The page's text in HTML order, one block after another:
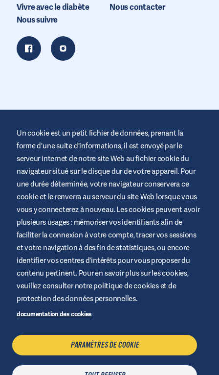
Vivre avec le diabète
Nous contacter
Nous suivre
Ce site est fourni par Air Liquide Santé pour éduquer et soutenir
ceux qui vivent avec le diabète. Les informations sont données à
titre indicatives et ne remplace pas les recommandations
médicales. Demandez toujours conseil à un professionnel de la
santé.
Termes et conditions du Site Web
Politique de confidentialité
Cookies
Mentions Légales
Plan du site
Gérer les Cookies
Un cookie est un petit fichier de données, prenant la
forme d'une suite d'informations, il est envoyé par le
serveur internet de notre site Web au fichier cookie du
navigateur situé sur le disque dur de votre appareil. Pour
une durée déterminée, votre navigateur conservera ce
cookie et le renverra au serveur du site Web lorsque vous
vous y connecterez à nouveau. Les cookies peuvent avoir
plusieurs usages : mémoriser vos identifiants afin de
faciliter la connexion à votre compte, tracer vos sessions
et votre navigation à des fin de statistiques, ou encore
identifier vos centres d'intérêts pour vous proposer du
contenu pertinent. Pour en savoir plus sur les cookies,
veuillez consulter notre politique de cookies et de
protection des données personnelles.
documentation des cookies
PARAMÈTRES DE COOKIE